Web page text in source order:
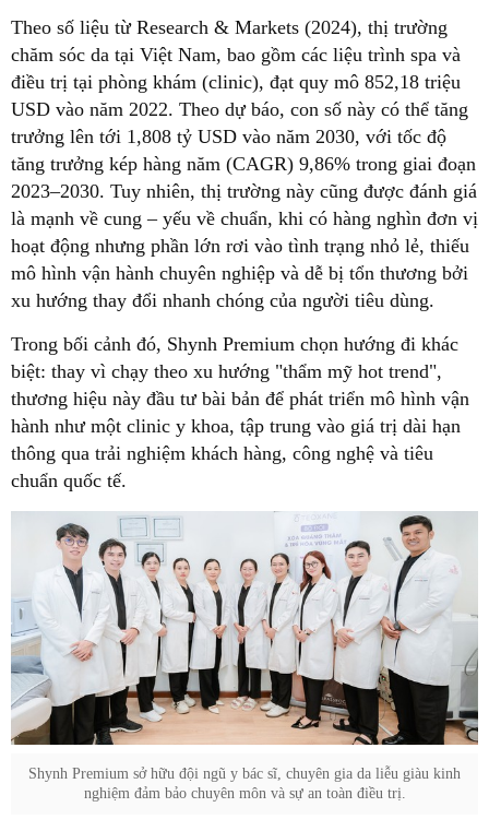
Theo số liệu từ Research & Markets (2024), thị trường
chăm sóc da tại Việt Nam, bao gồm các liệu trình spa và
điều trị tại phòng khám (clinic), đạt quy mô 852,18 triệu
USD vào năm 2022. Theo dự báo, con số này có thể tăng
trưởng lên tới 1,808 tỷ USD vào năm 2030, với tốc độ
tăng trưởng kép hàng năm (CAGR) 9,86% trong giai đoạn
2023–2030. Tuy nhiên, thị trường này cũng được đánh giá
là mạnh về cung – yếu về chuẩn, khi có hàng nghìn đơn vị
hoạt động nhưng phần lớn rơi vào tình trạng nhỏ lẻ, thiếu
mô hình vận hành chuyên nghiệp và dễ bị tổn thương bởi
xu hướng thay đổi nhanh chóng của người tiêu dùng.
Trong bối cảnh đó, Shynh Premium chọn hướng đi khác
biệt: thay vì chạy theo xu hướng "thẩm mỹ hot trend",
thương hiệu này đầu tư bài bản để phát triển mô hình vận
hành như một clinic y khoa, tập trung vào giá trị dài hạn
thông qua trải nghiệm khách hàng, công nghệ và tiêu
chuẩn quốc tế.
Shynh Premium sở hữu đội ngũ y bác sĩ, chuyên gia da liễu giàu kinh
nghiệm đảm bảo chuyên môn và sự an toàn điều trị.